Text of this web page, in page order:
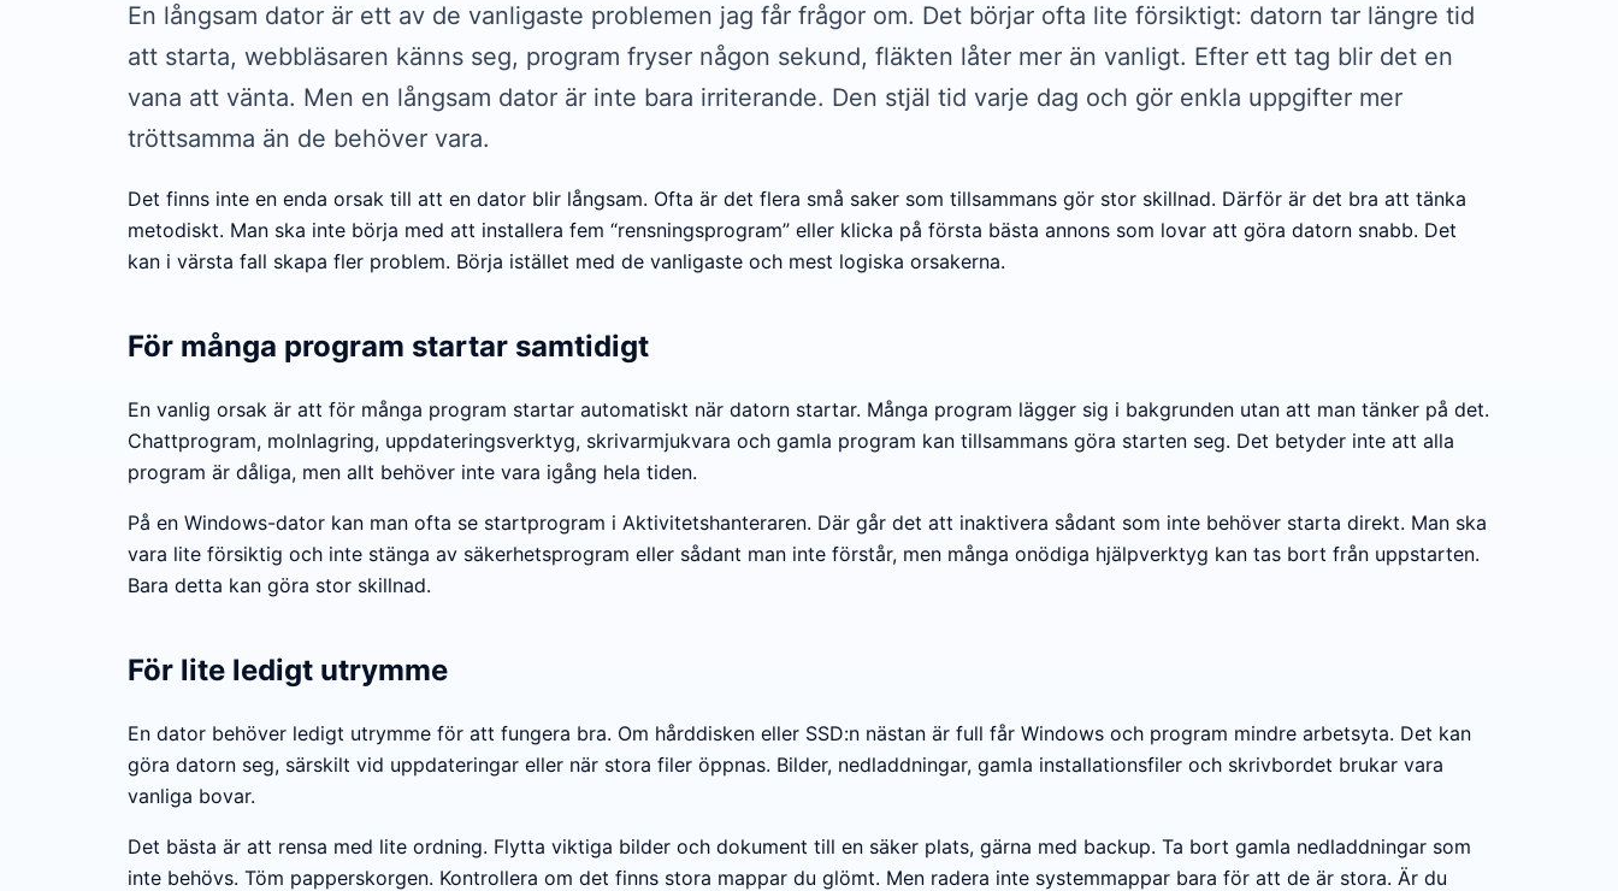
En långsam dator är ett av de vanligaste problemen jag får frågor om. Det börjar ofta lite försiktigt: datorn tar längre tid
att starta, webbläsaren känns seg, program fryser någon sekund, fläkten låter mer än vanligt. Efter ett tag blir det en
vana att vänta. Men en långsam dator är inte bara irriterande. Den stjäl tid varje dag och gör enkla uppgifter mer
tröttsamma än de behöver vara.
Det finns inte en enda orsak till att en dator blir långsam. Ofta är det flera små saker som tillsammans gör stor skillnad. Därför är det bra att tänka
metodiskt. Man ska inte börja med att installera fem “rensningsprogram” eller klicka på första bästa annons som lovar att göra datorn snabb. Det
kan i värsta fall skapa fler problem. Börja istället med de vanligaste och mest logiska orsakerna.
För många program startar samtidigt
En vanlig orsak är att för många program startar automatiskt när datorn startar. Många program lägger sig i bakgrunden utan att man tänker på det.
Chattprogram, molnlagring, uppdateringsverktyg, skrivarmjukvara och gamla program kan tillsammans göra starten seg. Det betyder inte att alla
program är dåliga, men allt behöver inte vara igång hela tiden.
På en Windows-dator kan man ofta se startprogram i Aktivitetshanteraren. Där går det att inaktivera sådant som inte behöver starta direkt. Man ska
vara lite försiktig och inte stänga av säkerhetsprogram eller sådant man inte förstår, men många onödiga hjälpverktyg kan tas bort från uppstarten.
Bara detta kan göra stor skillnad.
För lite ledigt utrymme
En dator behöver ledigt utrymme för att fungera bra. Om hårddisken eller SSD:n nästan är full får Windows och program mindre arbetsyta. Det kan
göra datorn seg, särskilt vid uppdateringar eller när stora filer öppnas. Bilder, nedladdningar, gamla installationsfiler och skrivbordet brukar vara
vanliga bovar.
Det bästa är att rensa med lite ordning. Flytta viktiga bilder och dokument till en säker plats, gärna med backup. Ta bort gamla nedladdningar som
inte behövs. Töm papperskorgen. Kontrollera om det finns stora mappar du glömt. Men radera inte systemmappar bara för att de är stora. Är du